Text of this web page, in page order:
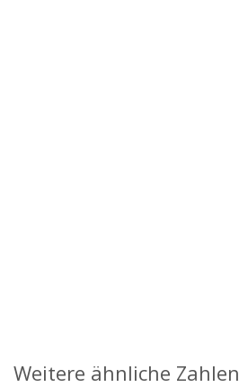
Weitere ähnliche Zahlen